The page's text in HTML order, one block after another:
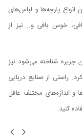
پارچه‌ها و لباس‌های
خوس بافی و.. نیز از
جزیره شناخته می‌شود نیز
راستی از صنایع دریایی
اندازه‌های مختلف غافل
کنید.